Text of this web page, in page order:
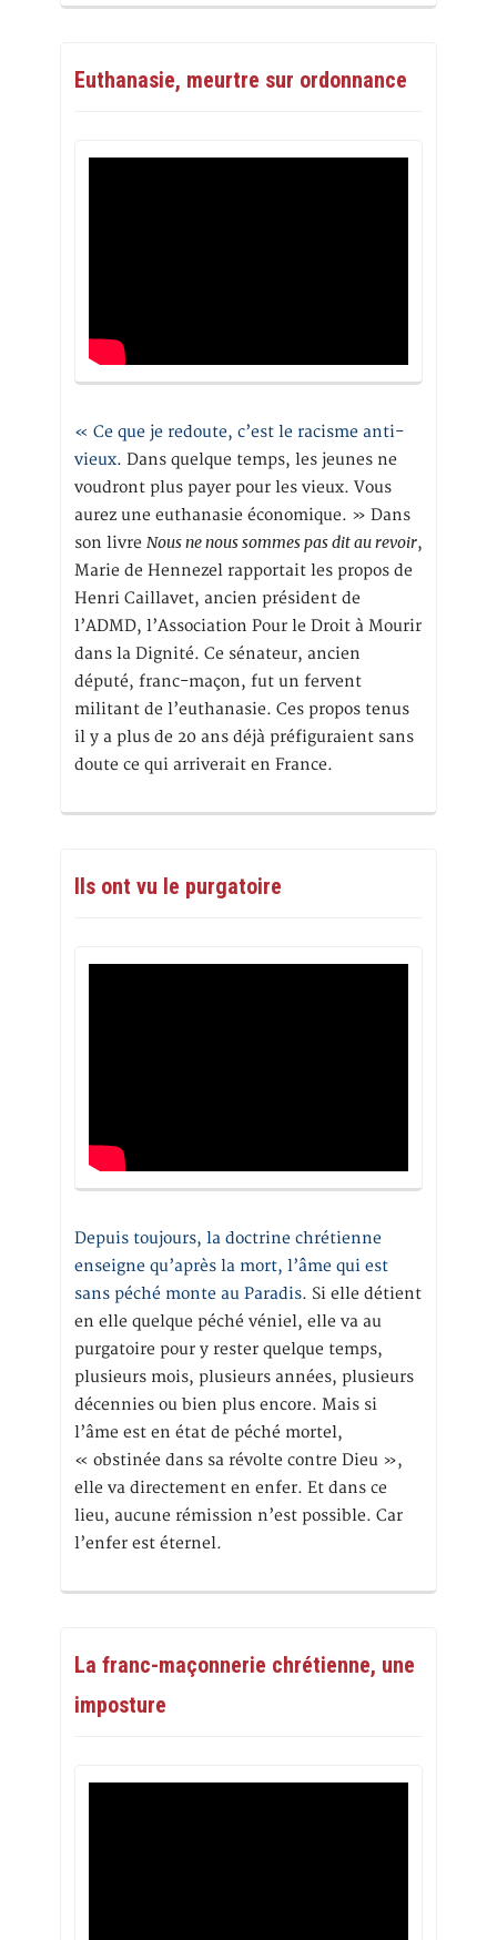
Euthanasie, meurtre sur ordonnance
« Ce que je redoute, c’est le racisme anti-
vieux. Dans quelque temps, les jeunes ne
voudront plus payer pour les vieux. Vous
aurez une euthanasie économique. » Dans
son livre Nous ne nous sommes pas dit au revoir,
Marie de Hennezel rapportait les propos de
Henri Caillavet, ancien président de
l’ADMD, l’Association Pour le Droit à Mourir
dans la Dignité. Ce sénateur, ancien
député, franc-maçon, fut un fervent
militant de l’euthanasie. Ces propos tenus
il y a plus de 20 ans déjà préfiguraient sans
doute ce qui arriverait en France.
Ils ont vu le purgatoire
Depuis toujours, la doctrine chrétienne
enseigne qu’après la mort, l’âme qui est
sans péché monte au Paradis. Si elle détient
en elle quelque péché véniel, elle va au
purgatoire pour y rester quelque temps,
plusieurs mois, plusieurs années, plusieurs
décennies ou bien plus encore. Mais si
l’âme est en état de péché mortel,
« obstinée dans sa révolte contre Dieu »,
elle va directement en enfer. Et dans ce
lieu, aucune rémission n’est possible. Car
l’enfer est éternel.
La franc-maçonnerie chrétienne, une
imposture